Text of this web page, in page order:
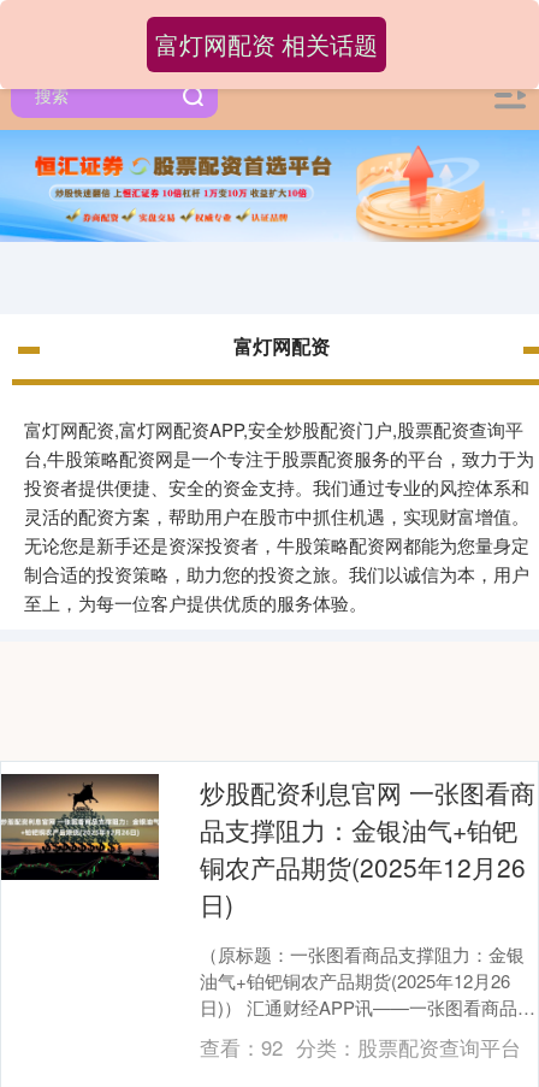
富灯网配资
富灯网配资,富灯网配资APP,安全炒股配资门户,股票配资查询平
台,牛股策略配资网是一个专注于股票配资服务的平台，致力于为
投资者提供便捷、安全的资金支持。我们通过专业的风控体系和
灵活的配资方案，帮助用户在股市中抓住机遇，实现财富增值。
无论您是新手还是资深投资者，牛股策略配资网都能为您量身定
制合适的投资策略，助力您的投资之旅。我们以诚信为本，用户
至上，为每一位客户提供优质的服务体验。
富灯网配资 相关话题
炒股配资利息官网 一张图看商
品支撑阻力：金银油气+铂钯
铜农产品期货(2025年12月26
日)
（原标题：一张图看商品支撑阻力：金银
油气+铂钯铜农产品期货(2025年12月26
日)） 汇通财经APP讯——一张图看商品支
撑阻力：金银油气+铂钯铜+农产品期
货，....
查看：92 分类： 股票配资查询平台